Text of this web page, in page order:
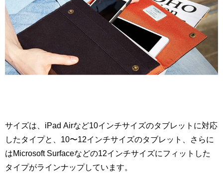
サイズは、iPad Airなど10インチサイズのタブレットに対応
したタイプと、10〜12インチサイズのタブレット、さらに
はMicrosoft Surfaceなどの12インチサイズにフィットした
タイプがラインナップしています。